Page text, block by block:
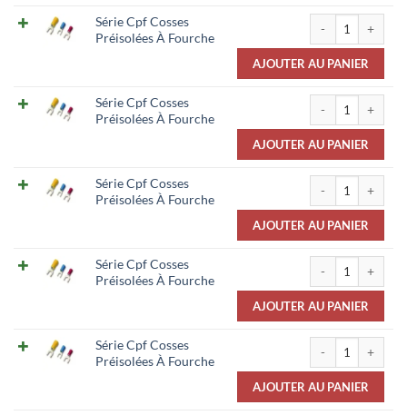
Série Cpf Cosses
Préisolées À Fourche
quantité de Série
AJOUTER AU PANIER
Série Cpf Cosses
Préisolées À Fourche
quantité de Série
AJOUTER AU PANIER
Série Cpf Cosses
Préisolées À Fourche
quantité de Série
AJOUTER AU PANIER
Série Cpf Cosses
Préisolées À Fourche
quantité de Série
AJOUTER AU PANIER
Série Cpf Cosses
Préisolées À Fourche
quantité de Série
AJOUTER AU PANIER